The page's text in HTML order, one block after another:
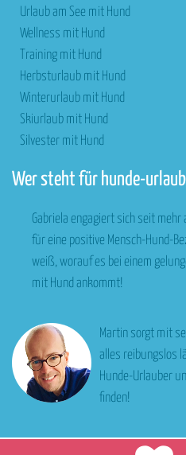
Urlaub am See mit Hund
Wellness mit Hund
Training mit Hund
Herbsturlaub mit Hund
Winterurlaub mit Hund
Skiurlaub mit Hund
Silvester mit Hund
Wer steht für hunde-
Gabriela engagiert sich seit mehr
für eine positive Mensch-Hund-
weiß, worauf es bei einem
mit Hund ankommt!
Martin sorgt mit
alles reibungslos
Hunde-Urlauber
finden!